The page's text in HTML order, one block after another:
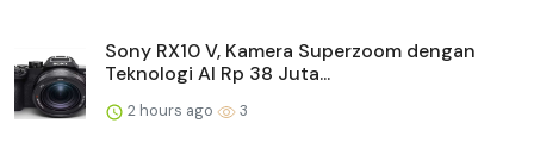
Sony RX10 V, Kamera Superzoom dengan
Teknologi AI Rp 38 Juta...
2 hours ago 3